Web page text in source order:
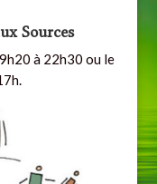
Sources
à 22h30 ou le